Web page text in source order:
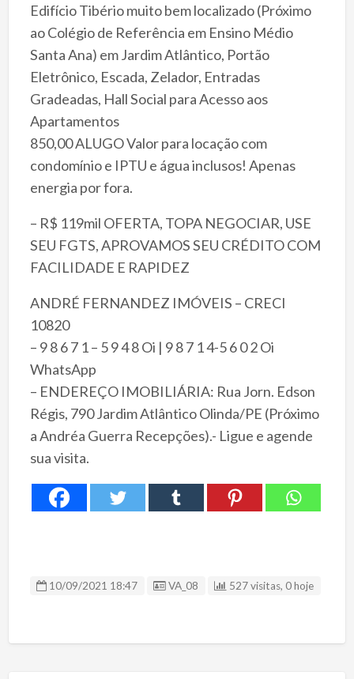
Edifício Tibério muito bem localizado (Próximo
ao Colégio de Referência em Ensino Médio
Santa Ana) em Jardim Atlântico, Portão
Eletrônico, Escada, Zelador, Entradas
Gradeadas, Hall Social para Acesso aos
Apartamentos
850,00 ALUGO Valor para locação com
condomínio e IPTU e água inclusos! Apenas
energia por fora.
– R$ 119mil OFERTA, TOPA NEGOCIAR, USE
SEU FGTS, APROVAMOS SEU CRÉDITO COM
FACILIDADE E RAPIDEZ
ANDRÉ FERNANDEZ IMÓVEIS – CRECI
10820
– 9 8 6 7 1 – 5 9 4 8 Oi | 9 8 7 1 4-5 6 0 2 Oi
WhatsApp
– ENDEREÇO IMOBILIÁRIA: Rua Jorn. Edson
Régis, 790 Jardim Atlântico Olinda/PE (Próximo
a Andréa Guerra Recepções).- Ligue e agende
sua visita.
10/09/2021 18:47 ID Anúncio
VA_08 527 visitas, 0 hoje